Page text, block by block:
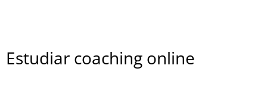
Estudiar coaching online